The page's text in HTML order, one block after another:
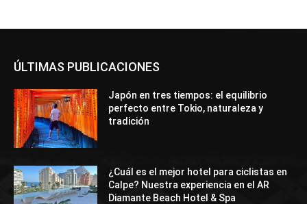
ÚLTIMAS PUBLICACIONES
Japón en tres tiempos: el equilibrio
perfecto entre Tokio, naturaleza y
tradición
¿Cuál es el mejor hotel para ciclistas en
Calpe? Nuestra experiencia en el AR
Diamante Beach Hotel & Spa